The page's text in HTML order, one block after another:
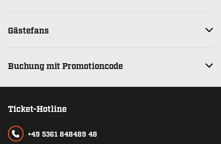
Gästefans
Buchung mit Promotioncode
Ticket-Hotline
+49 5361 848489 48